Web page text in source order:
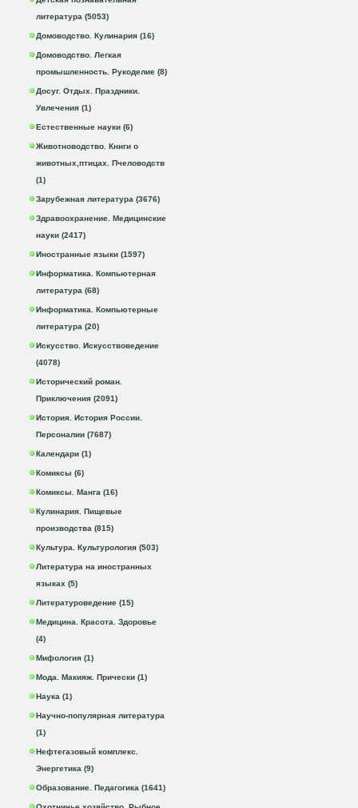
литература (5053)
Домоводство. Кулинария (16)
Домоводство. Легкая
промышленность. Рукоделие (8)
Досуг. Отдых. Праздники.
Увлечения (1)
Естественные науки (6)
Животноводство. Книги о
животных,птицах. Пчеловодств
(1)
Зарубежная литература (3676)
Здравоохранение. Медицинские
науки (2417)
Иностранные языки (1597)
Информатика. Компьютерная
литература (68)
Информатика. Компьютерные
литература (20)
Искусство. Искусствоведение
(4078)
Исторический роман.
Приключения (2091)
История. История России.
Персоналии (7687)
Календари (1)
Комиксы (6)
Комиксы. Манга (16)
Кулинария. Пищевые
производства (815)
Культура. Культурология (503)
Литература на иностранных
языках (5)
Литературоведение (15)
Медицина. Красота. Здоровье
(4)
Мифология (1)
Мода. Макияж. Прически (1)
Наука (1)
Научно-популярная литература
(1)
Нефтегазовый комплекс.
Энергетика (9)
Образование. Педагогика (1641)